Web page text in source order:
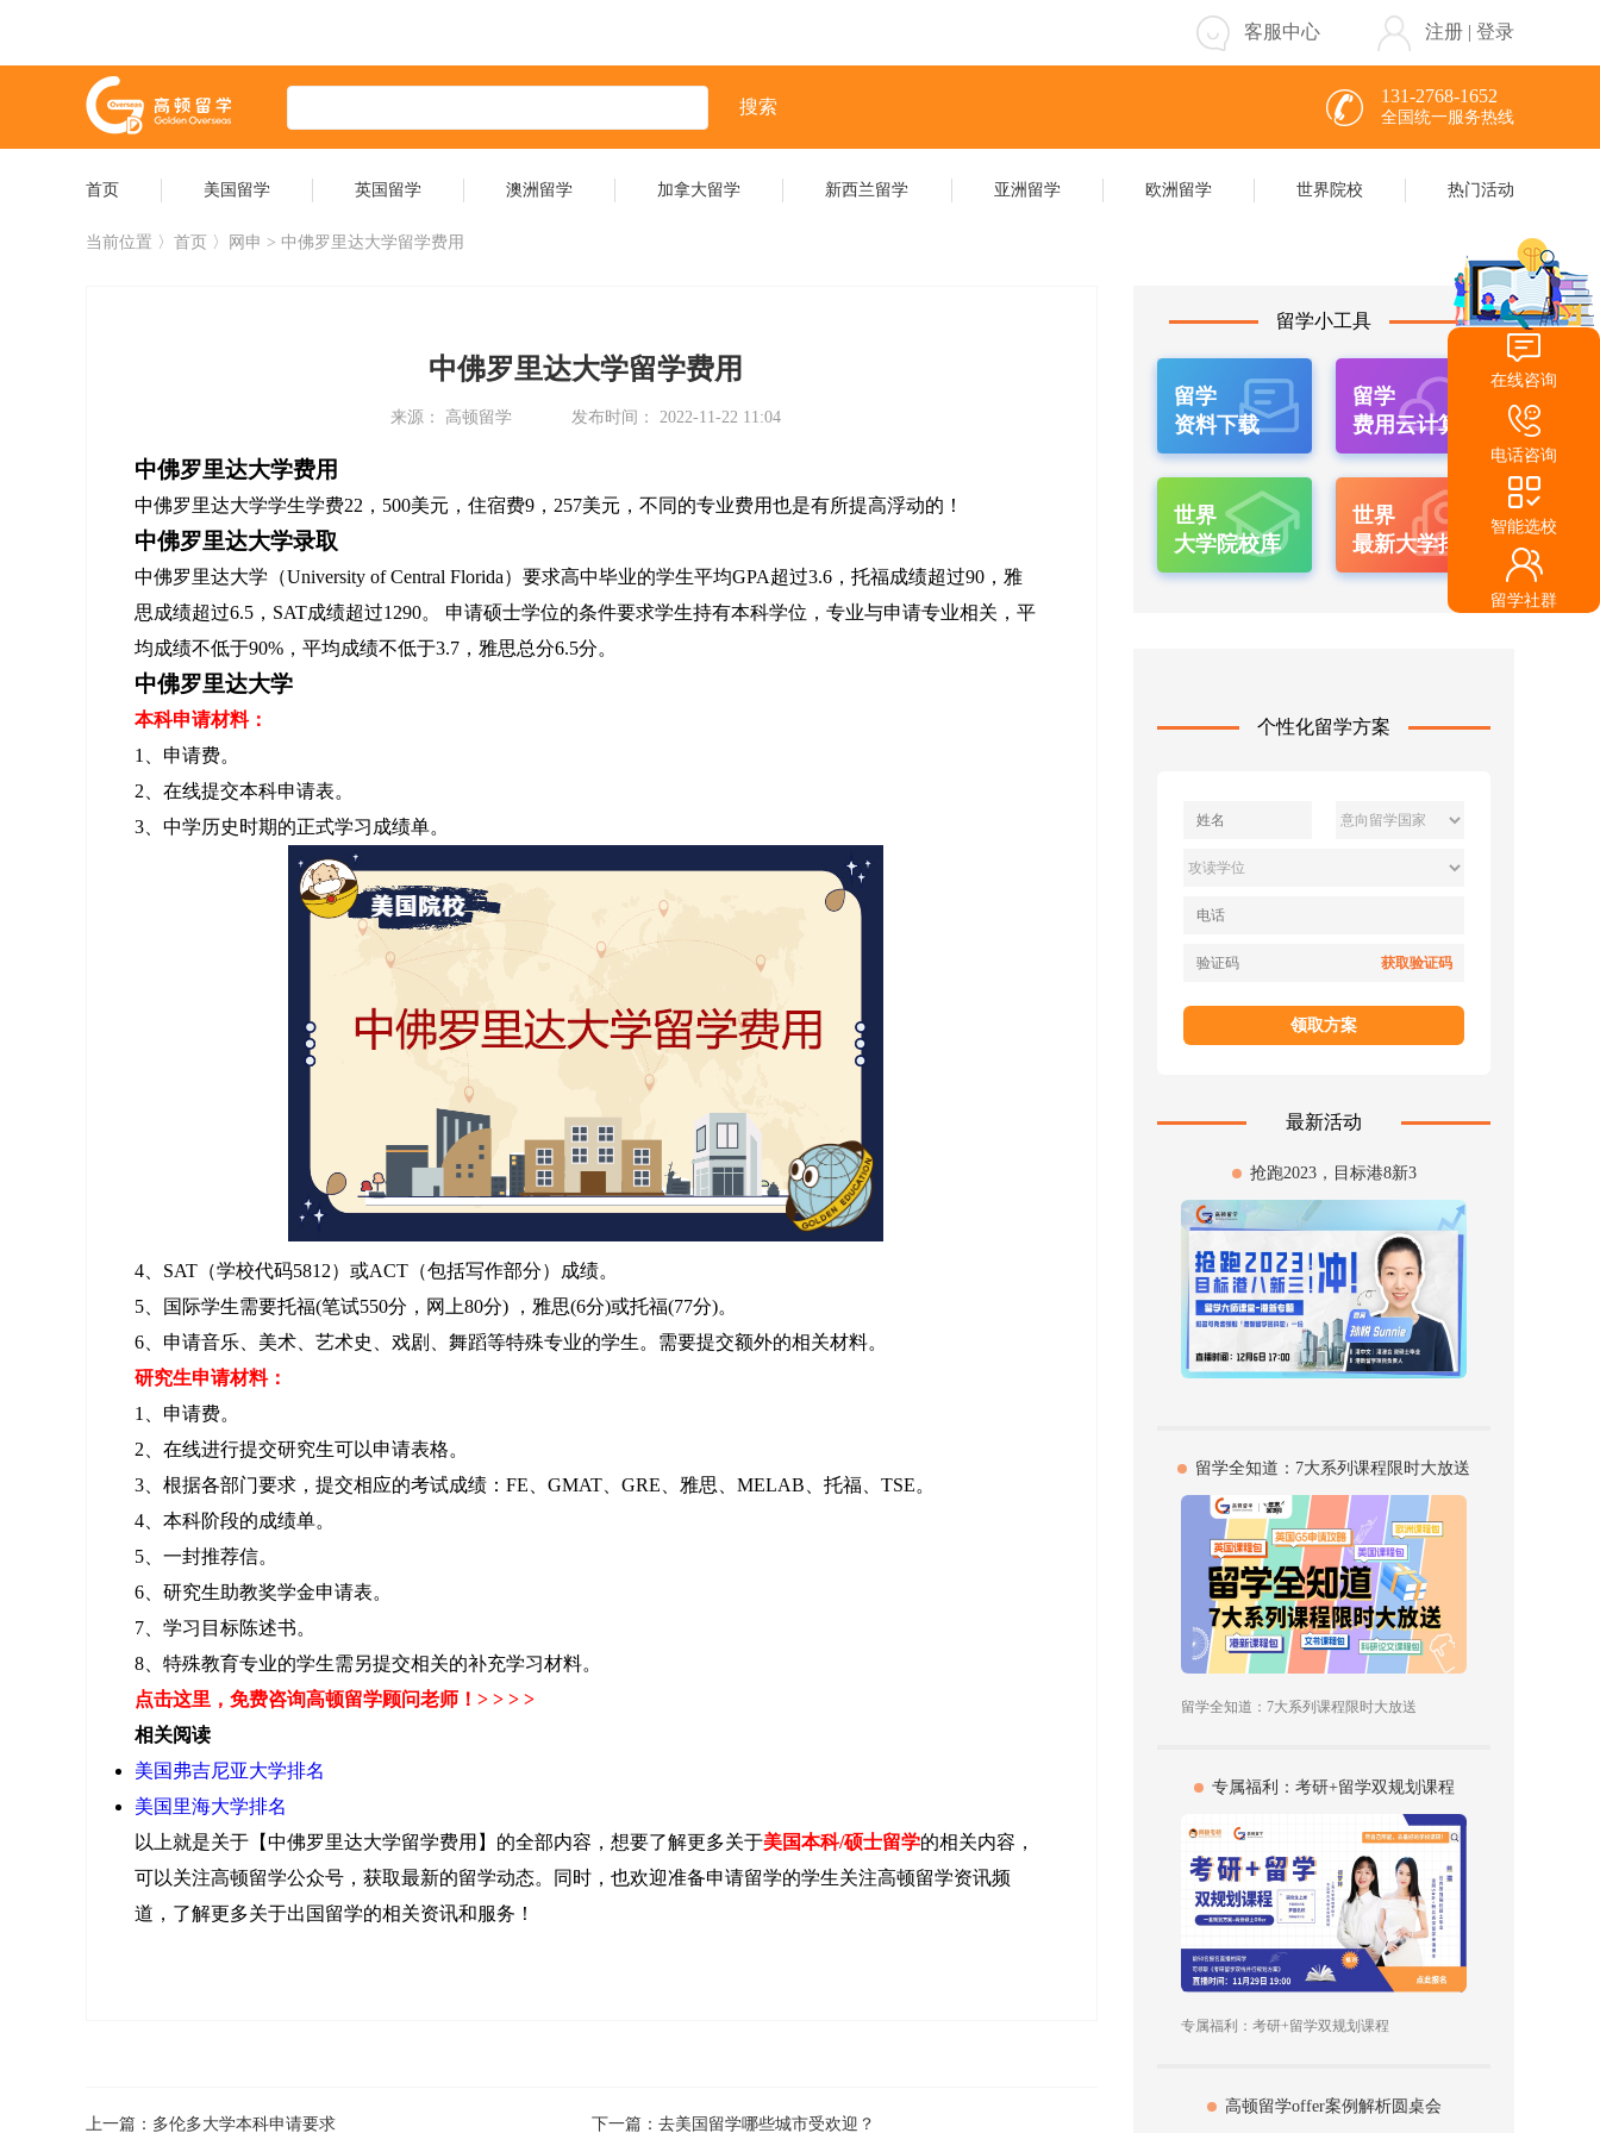
客服中心 注册 | 登录
搜索 131-2768-1652
全国统一服务热线
首页 美国留学 英国留学 澳洲留学 加拿大留学 新西兰留学 亚洲留学 欧洲留学 世界院校 热门活动
当前位置 〉 首页 〉网申 > 中佛罗里达大学留学费用
中佛罗里达大学留学费用
来源： 高顿留学 发布时间： 2022-11-22 11:04
中佛罗里达大学费用
中佛罗里达大学学生学费22，500美元，住宿费9，257美元，不同的专业费用也是有所提高浮动的！
中佛罗里达大学录取
中佛罗里达大学（University of Central Florida）要求高中毕业的学生平均GPA超过3.6，托福成绩超过90，雅
思成绩超过6.5，SAT成绩超过1290。 申请硕士学位的条件要求学生持有本科学位，专业与申请专业相关，平
均成绩不低于90%，平均成绩不低于3.7，雅思总分6.5分。
中佛罗里达大学
本科申请材料：
1、申请费。
2、在线提交本科申请表。
3、中学历史时期的正式学习成绩单。
4、SAT（学校代码5812）或ACT（包括写作部分）成绩。
5、国际学生需要托福(笔试550分，网上80分) ，雅思(6分)或托福(77分)。
6、申请音乐、美术、艺术史、戏剧、舞蹈等特殊专业的学生。需要提交额外的相关材料。
研究生申请材料：
1、申请费。
2、在线进行提交研究生可以申请表格。
3、根据各部门要求，提交相应的考试成绩：FE、GMAT、GRE、雅思、MELAB、托福、TSE。
4、本科阶段的成绩单。
5、一封推荐信。
6、研究生助教奖学金申请表。
7、学习目标陈述书。
8、特殊教育专业的学生需另提交相关的补充学习材料。
点击这里 ，免费咨询高顿留学顾问老师！> > > >
相关阅读
美国弗吉尼亚大学排名
美国里海大学排名
以上就是关于【中佛罗里达大学留学费用】的全部内容，想要了解更多关于美国本科/硕士留学的相关内容，
可以关注高顿留学公众号，获取最新的留学动态。同时，也欢迎准备申请留学的学生关注高顿留学资讯频
道，了解更多关于出国留学的相关资讯和服务！
上一篇： 多伦多大学本科申请要求 下一篇： 去美国留学哪些城市受欢迎？
留学小工具
留学
资料下载
留学
费用云计算
世界
大学院校库
世界
最新大学排名
个性化留学方案
获取验证码
领取方案
最新活动
抢跑2023，目标港8新3
留学全知道：7大系列课程限时大放送
留学全知道：7大系列课程限时大放送
专属福利：考研+留学双规划课程
专属福利：考研+留学双规划课程
高顿留学offer案例解析圆桌会
在线咨询
电话咨询
智能选校
留学社群